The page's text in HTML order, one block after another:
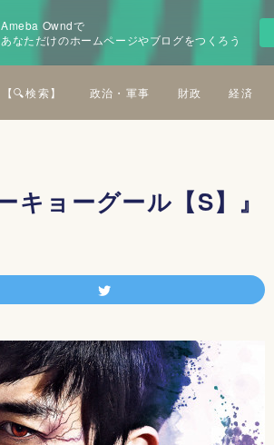
Ameba Owndで
あなただけのホームページやブログをつくろう
【🔍検索】 政治・軍事 財政 経済
キョーグール【S】』